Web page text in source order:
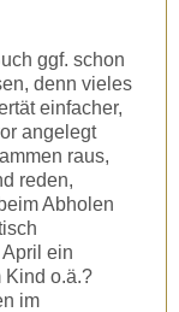
ggf. schon
denn vieles
einfacher,
angelegt
raus,
reden,
Abholen
ein
Kind o.ä.?
im